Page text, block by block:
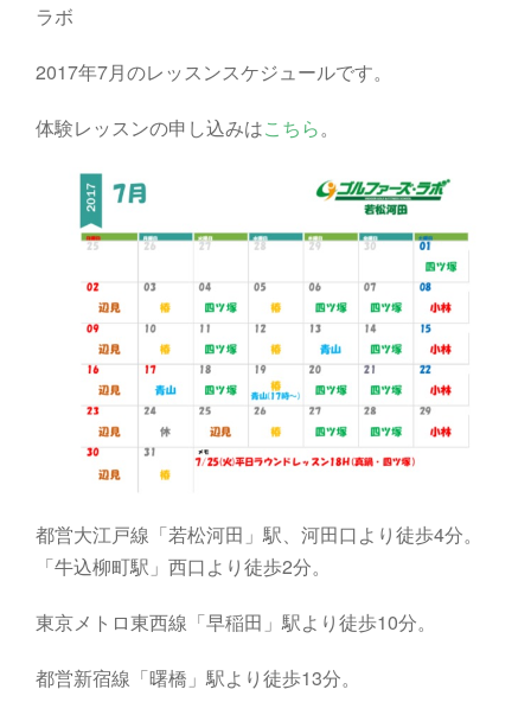
ラボ
2017年7月のレッスンスケジュールです。
体験レッスンの申し込みはこちら。
都営大江戸線「若松河田」駅、河田口より徒歩4分。
「牛込柳町駅」西口より徒歩2分。
東京メトロ東西線「早稲田」駅より徒歩10分。
都営新宿線「曙橋」駅より徒歩13分。